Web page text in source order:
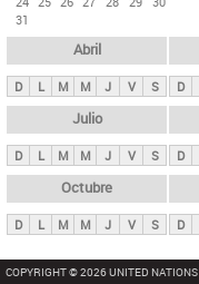
n
c
i
p
l
e
s
31
Abril
D L M M J V S D
Julio
D L M M J V S D
Octubre
D L M M J V S D
COPYRIGHT © 2026 UNITED NATIONS